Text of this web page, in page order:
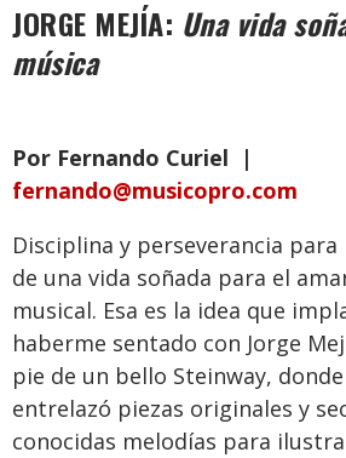
JORGE MEJÍA: Una vida
música
Por Fernando Curiel
|
fernando@musicopro.com
Disciplina y perseverancia
de una vida soñada para el
musical. Esa es la idea que
haberme sentado con Jorge
pie de un bello Steinway,
entrelazó piezas originales y
conocidas melodías para